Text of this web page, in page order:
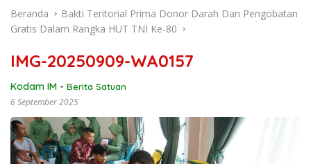
Beranda
Bakti Teritorial Prima Donor Darah Dan Pengobatan
Gratis Dalam Rangka HUT TNI Ke-80
IMG-20250909-WA0157
Kodam IM - Berita Satuan
6 September 2025